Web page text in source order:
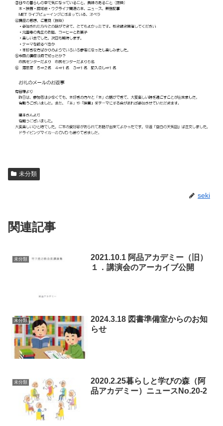
未分類
seki
関連記事
未分類
2021.10.1 阿品アカデミー（旧）
１．講演会のアーカイブ公開
未分類
2024.3.18 図書準備室からのお知
らせ
未分類
2020.2.25暮らしと学びの森（阿
品アカデミー）ニュースNo.20-2